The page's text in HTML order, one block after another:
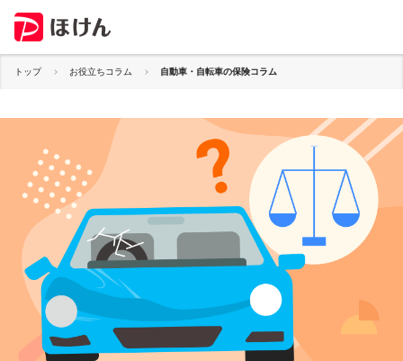
トップ お役立ちコラム 自動車・自転車の保険コラム